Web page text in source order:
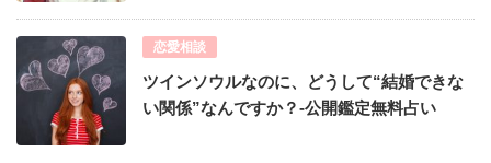
恋愛相談
ツインソウルなのに、どうして“結婚できな
い関係”なんですか？-公開鑑定無料占い